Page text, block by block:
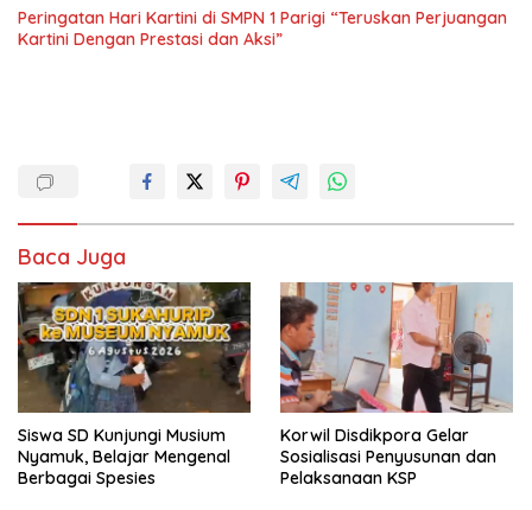
Peringatan Hari Kartini di SMPN 1 Parigi “Teruskan Perjuangan
Kartini Dengan Prestasi dan Aksi”
Baca Juga
Siswa SD Kunjungi Musium
Nyamuk, Belajar Mengenal
Berbagai Spesies
Korwil Disdikpora Gelar
Sosialisasi Penyusunan dan
Pelaksanaan KSP